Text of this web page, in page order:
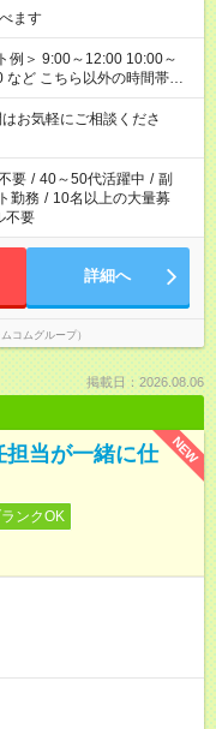
ます
間帯も
お気軽にご相談くださ
要 / 40～50代活躍中 / 副
勤務 / 10名以上の大量募
不要
詳細へ
コムグループ）
掲載日：2026.08.06
NEW
担当が一緒に仕
ンクOK